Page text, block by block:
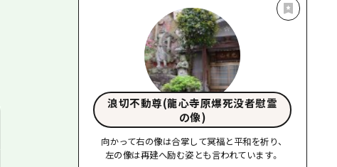
浪切不動尊(龍心寺原爆死没者慰霊
の像)
向かって右の像は合掌して冥福と平和を祈り、
左の像は再建へ励む姿とも言われています。